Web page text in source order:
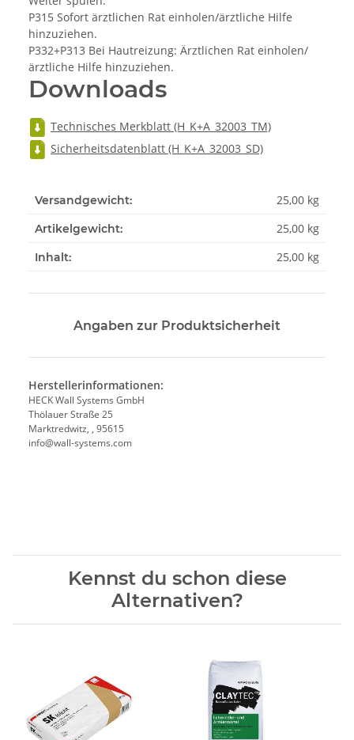
P315 Sofort ärztlichen Rat einholen/ärztliche Hilfe
hinzuziehen.
P332+P313 Bei Hautreizung: Ärztlichen Rat einholen/
ärztliche Hilfe hinzuziehen.
Downloads
Technisches Merkblatt (H_K+A_32003_TM)
Sicherheitsdatenblatt (H_K+A_32003_SD)
Versandgewicht: 25,00 kg
Artikelgewicht: 25,00 kg
Inhalt: 25,00 kg
Angaben zur Produktsicherheit
Herstellerinformationen:
HECK Wall Systems GmbH
Thölauer Straße 25
Marktredwitz, , 95615
info@wall-systems.com
Kennst du schon diese
Alternativen?